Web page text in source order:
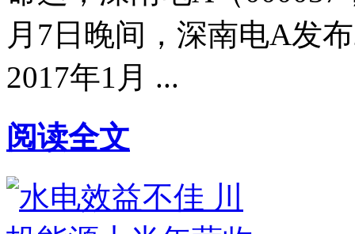
月7日晚间，深南电A发
2017年1月 ...
阅读全文